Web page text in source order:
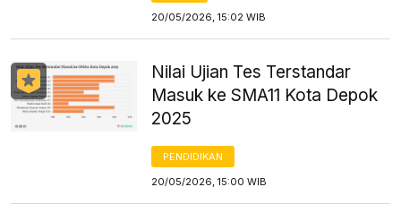
20/05/2026, 15:02 WIB
Nilai Ujian Tes Terstandar
Masuk ke SMA11 Kota Depok
2025
PENDIDIKAN
20/05/2026, 15:00 WIB